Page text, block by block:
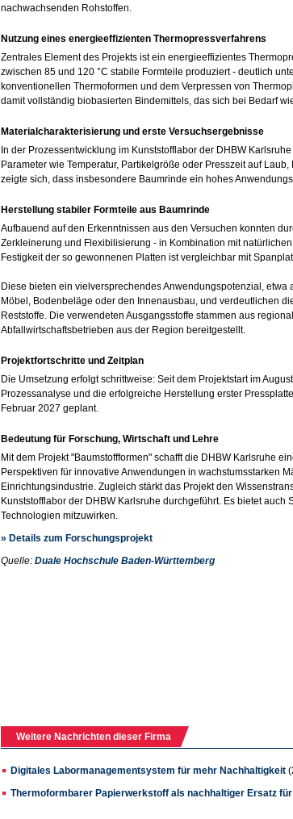
nachwachsenden Rohstoffen.
Nutzung eines energieeffizienten Thermopressverfahrens
Zentrales Element des Projekts ist ein energieeffizientes
zwischen 85 und 120 °C stabile Formteile produziert - deutlich
konventionellen Thermoformen und dem Verpressen von
damit vollständig biobasierten Bindemittels, das sich bei Bedarf
Materialcharakterisierung und erste Versuchsergebnisse
In der Prozessentwicklung im Kunststofflabor der DHBW
Parameter wie Temperatur, Partikelgröße oder Presszeit auf
zeigte sich, dass insbesondere Baumrinde ein hohes
Herstellung stabiler Formteile aus Baumrinde
Aufbauend auf den Erkenntnissen aus den Versuchen konnten
Zerkleinerung und Flexibilisierung - in Kombination mit
Festigkeit der so gewonnenen Platten ist vergleichbar mit
Diese bieten ein vielversprechendes Anwendungspotenzial,
Möbel, Bodenbeläge oder den Innenausbau, und verdeutlichen
Reststoffe. Die verwendeten Ausgangsstoffe stammen aus
Abfallwirtschaftsbetrieben aus der Region bereitgestellt.
Projektfortschritte und Zeitplan
Die Umsetzung erfolgt schrittweise: Seit dem Projektstart im
Prozessanalyse und die erfolgreiche Herstellung erster
Februar 2027 geplant.
Bedeutung für Forschung, Wirtschaft und Lehre
Mit dem Projekt "Baumstoffformen" schafft die DHBW Karlsruhe
Perspektiven für innovative Anwendungen in wachstumsstarken
Einrichtungsindustrie. Zugleich stärkt das Projekt den
Kunststofflabor der DHBW Karlsruhe durchgeführt. Es bietet
Technologien mitzuwirken.
» Details zum Forschungsprojekt
Quelle: Duale Hochschule Baden-Württemberg
Weitere Nachrichten dieser Firma
Digitales Labormanagementsystem für mehr Nachhaltigkeit
Thermoformbarer Papierwerkstoff als nachhaltiger Ersatz